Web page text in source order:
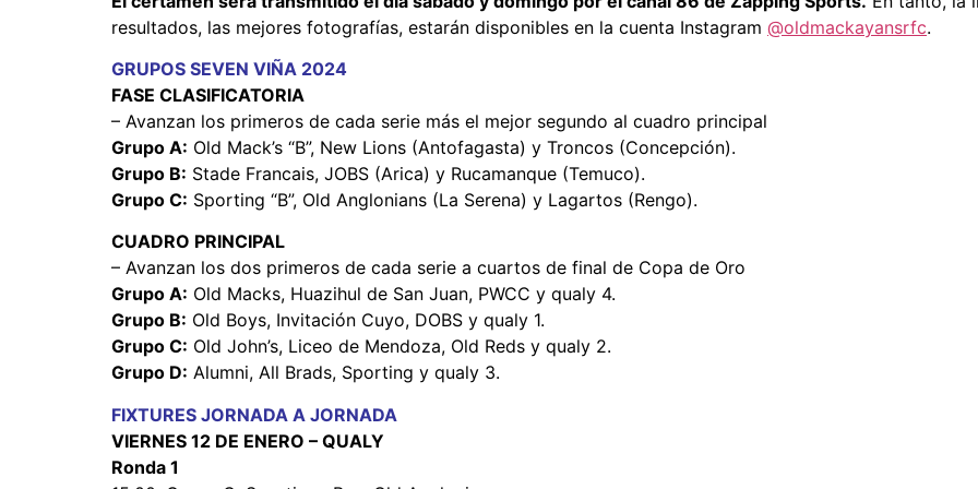
resultados, las mejores fotografías, estarán disponibles en la cuenta Instagram @oldmackayansrfc.
GRUPOS SEVEN VIÑA 2024
FASE CLASIFICATORIA
– Avanzan los primeros de cada serie más el mejor segundo al cuadro principal
Grupo A: Old Mack’s “B”, New Lions (Antofagasta) y Troncos (Concepción).
Grupo B: Stade Francais, JOBS (Arica) y Rucamanque (Temuco).
Grupo C: Sporting “B”, Old Anglonians (La Serena) y Lagartos (Rengo).
CUADRO PRINCIPAL
– Avanzan los dos primeros de cada serie a cuartos de final de Copa de Oro
Grupo A: Old Macks, Huazihul de San Juan, PWCC y qualy 4.
Grupo B: Old Boys, Invitación Cuyo, DOBS y qualy 1.
Grupo C: Old John’s, Liceo de Mendoza, Old Reds y qualy 2.
Grupo D: Alumni, All Brads, Sporting y qualy 3.
FIXTURES JORNADA A JORNADA
VIERNES 12 DE ENERO – QUALY
Ronda 1